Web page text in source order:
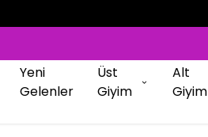
Yeni
Gelenler
Üst
Giyim
Alt
Giyim